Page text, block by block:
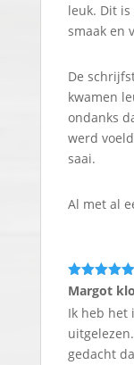
leuk. Dit
smaak en
De
kwamen
ondanks
werd
saai.
Al met al
Gewaardeerd
uit 5
Margot
Ik heb het
gedacht